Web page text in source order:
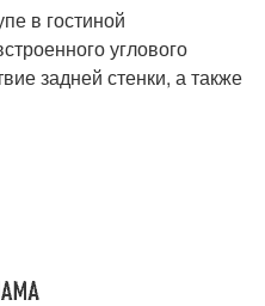
в гостиной
углового
задней стенки, а также